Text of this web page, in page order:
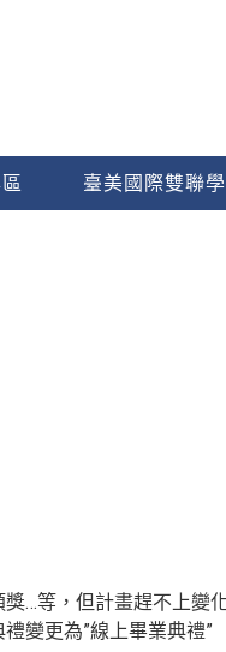
臺美國際雙聯學
…等，但計畫趕不上變
變更為”線上畢業典禮”